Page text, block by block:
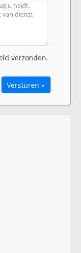
verzonden.
Versturen »